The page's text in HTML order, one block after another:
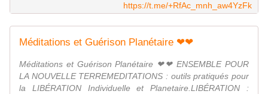
https://t.me/+RfAc_mnh_aw4YzFk
Méditations et Guérison Planétaire ❤❤
Méditations et Guérison Planétaire ❤❤ ENSEMBLE POUR
LA NOUVELLE TERREMEDITATIONS : outils pratiqués pour
la LIBÉRATION Individuelle et Planetaire.LIBÉRATION :